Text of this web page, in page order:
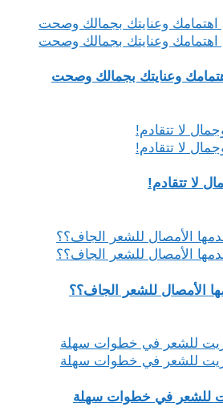
وعنايتك بجمالك وصحت
لا تتقادم!
الأمصال للشعر الجاف؟؟
للشعر في خطوات سهلة